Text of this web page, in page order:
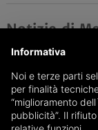
Notizie di
Informativa
Noi e terze parti
per finalità
“miglioramento
pubblicità”. Il